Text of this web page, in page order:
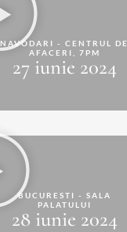
NAVODARI - CENTRUL DE
AFACERI, 7PM
27 iunie 2024
BUCURESTI - SALA
PALATULUI
28 iunie 2024